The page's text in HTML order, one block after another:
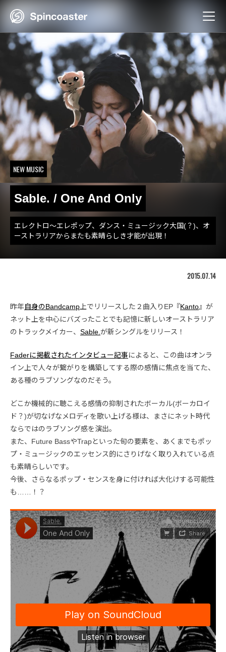
Skip
NEW MUSIC
Sable. / One And Only
エレクトロ〜エレポップ、ダンス・ミュージック大国(？)、オ
ーストラリアからまたも素晴らしき才能が出現！
2015.07.14
昨年自身のBandcamp 上でリリースした２曲入りEP『Kanto』が
ネット上を中心にバズったことでも記憶に新しいオーストラリア
のトラックメイカー、 Sable. が新シングルをリリース！
Faderに掲載されたインタビュー記事によると、この曲はオンラ
イン上で人々が繋がりを構築してする際の感情に焦点を当てた、
ある種のラブソングなのだそう。
どこか機械的に聴こえる感情の抑制されたボーカル(ボーカロイ
ド？)が切なげなメロディを歌い上げる様は、まさにネット時代
ならではのラブソング感を演出。
また、Future BassやTrapといった旬の要素を、あくまでもポッ
プ・ミュージックのエッセンス的にさりげなく取り入れている点
も素晴らしいです。
今後、さらなるポップ・センスを身に付ければ大化けする可能性
も……！？